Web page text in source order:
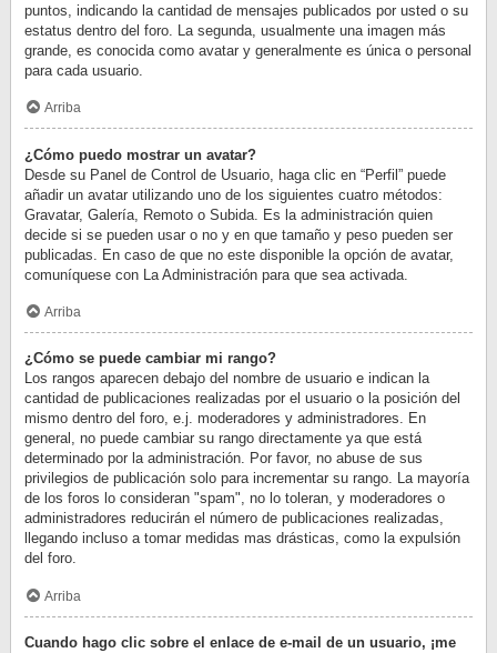
puntos, indicando la cantidad de mensajes publicados por usted o su
estatus dentro del foro. La segunda, usualmente una imagen más
grande, es conocida como avatar y generalmente es única o personal
para cada usuario.
Arriba
¿Cómo puedo mostrar un avatar?
Desde su Panel de Control de Usuario, haga clic en “Perfil” puede
añadir un avatar utilizando uno de los siguientes cuatro métodos:
Gravatar, Galería, Remoto o Subida. Es la administración quien
decide si se pueden usar o no y en que tamaño y peso pueden ser
publicadas. En caso de que no este disponible la opción de avatar,
comuníquese con La Administración para que sea activada.
Arriba
¿Cómo se puede cambiar mi rango?
Los rangos aparecen debajo del nombre de usuario e indican la
cantidad de publicaciones realizadas por el usuario o la posición del
mismo dentro del foro, e.j. moderadores y administradores. En
general, no puede cambiar su rango directamente ya que está
determinado por la administración. Por favor, no abuse de sus
privilegios de publicación solo para incrementar su rango. La mayoría
de los foros lo consideran "spam", no lo toleran, y moderadores o
administradores reducirán el número de publicaciones realizadas,
llegando incluso a tomar medidas mas drásticas, como la expulsión
del foro.
Arriba
Cuando hago clic sobre el enlace de e-mail de un usuario, ¡me